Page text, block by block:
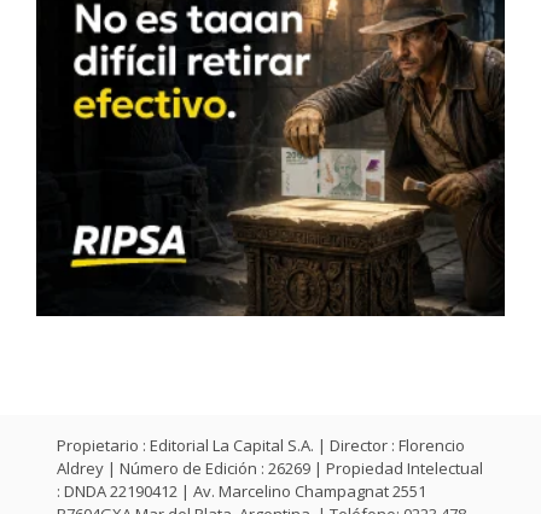
Propietario : Editorial La Capital S.A. | Director : Florencio
Aldrey | Número de Edición : 26269 | Propiedad Intelectual
: DNDA 22190412 | Av. Marcelino Champagnat 2551